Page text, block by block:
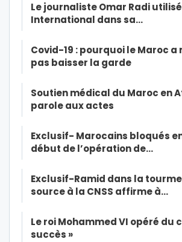
Le journaliste Omar Radi
International dans sa…
Covid-19 : pourquoi le Maroc a
pas baisser la garde
Soutien médical du Maroc en
parole aux actes
Exclusif- Marocains bloqués
début de l’opération de…
Exclusif-Ramid dans la
source à la CNSS affirme à…
Le roi Mohammed VI opéré du
succès »